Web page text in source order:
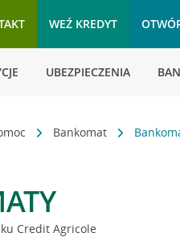
WEŹ KREDYT
UBEZPIECZENIA
Bankomat
Credit Agricole